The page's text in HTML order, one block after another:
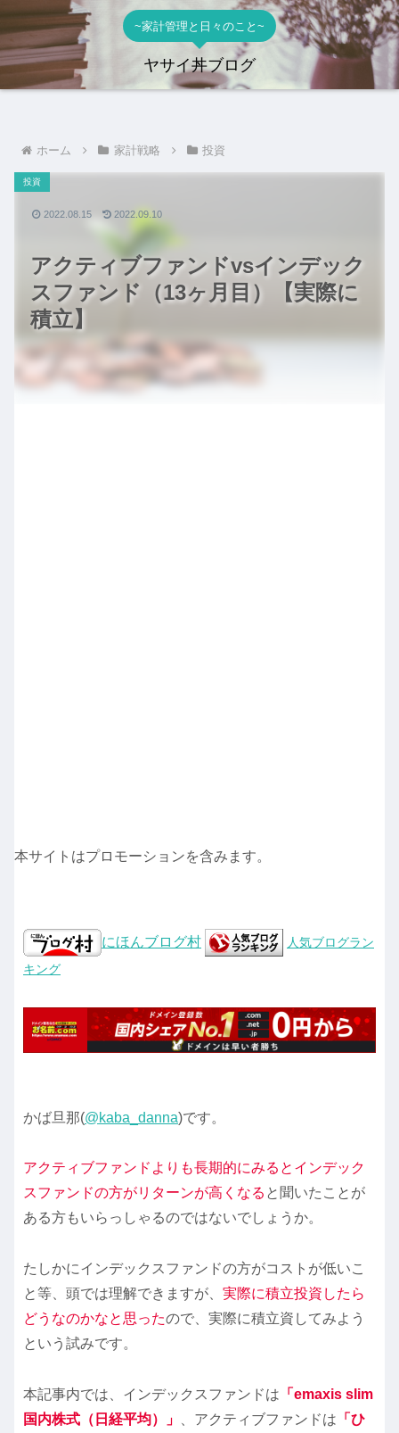
~家計管理と日々のこと~
ヤサイ丼ブログ
ホーム 家計戦略 投資
アクティブファンドvsインデック
スファンド（13ヶ月目）【実際に
積立】
投資
2022.08.15 2022.09.10
本サイトはプロモーションを含みます。
にほんブログ村
人気ブログラン
キング
かば旦那(@kaba_danna)です。
アクティブファンドよりも長期的にみるとインデック
スファンドの方がリターンが高くなる と聞いたことが
ある方もいらっしゃるのではないでしょうか。
たしかにインデックスファンドの方がコストが低いこ
と等、頭では理解できますが、 実際に積立投資したら
どうなのかなと思ったので、実際に積立資してみよう
という試みです。
本記事内では、インデックスファンドは 「emaxis slim
国内株式（日経平均）」
、アクティブファンドは 「ひ